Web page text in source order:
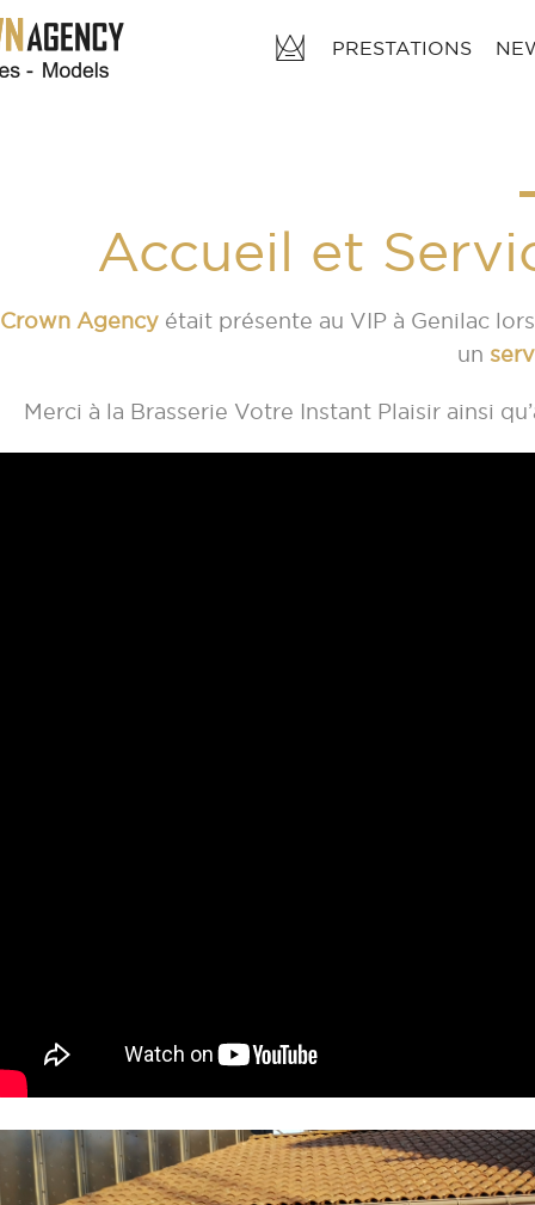
PRESTATIONS
Accueil et
Crown Agency était présente au VIP à Genilac
un
Merci à la Brasserie Votre Instant Plaisir ainsi